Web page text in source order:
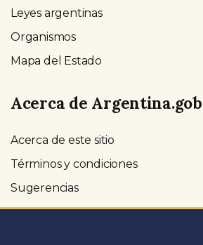
Leyes argentinas
Organismos
Mapa del Estado
Acerca de
Acerca de este sitio
Términos y condiciones
Sugerencias